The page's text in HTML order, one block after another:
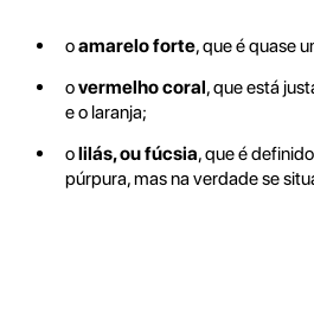
oamarelo forte, que é quase
overmelho coral, que está
e o laranja;
olilás, ou fúcsia, que é
púrpura, mas na verdade se